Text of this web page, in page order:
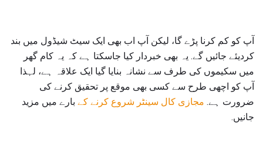
آپ کو کم کرنا پڑے گا، لیکن آپ اب بھی ایک سیٹ شیڈول میں بند
کردیئے جائیں گے. یہ بھی خبردار کیا جاسکتا ہے کہ یہ کام گھر
میں سکیموں کی طرف سے نشانہ بنایا گیا ایک علاقہ ہے، لہذا
آپ کو اچھی طرح سے کسی بھی موقع پر تحقیق کرنے کی
ضرورت ہے. مجازی کال سینٹر شروع کرنے کے بارے میں مزید
جانیں.